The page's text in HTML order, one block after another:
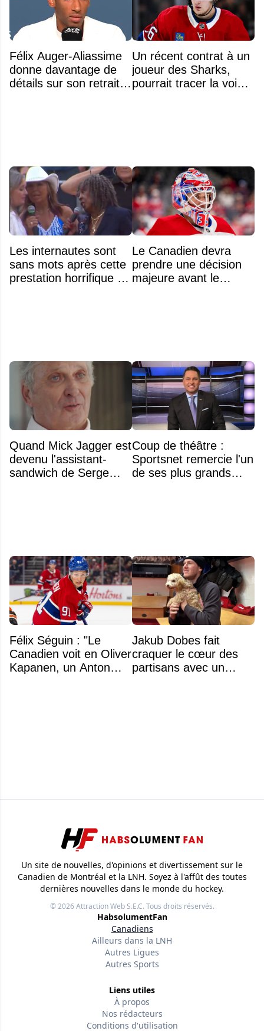
Félix Auger-Aliassime
donne davantage de
détails sur son retrait
Un récent contrat à un
joueur des Sharks,
pourrait tracer la voie à
Les internautes sont
sans mots après cette
prestation horrifique de
Le Canadien devra
prendre une décision
majeure avant le
Quand Mick Jagger est
devenu l'assistant-
sandwich de Serge
Coup de théâtre :
Sportsnet remercie l'un
de ses plus grands
Félix Séguin : "Le
Canadien voit en Oliver
Kapanen, un Anton
Jakub Dobes fait
craquer le cœur des
partisans avec un
Un site de nouvelles, d'opinions et divertissement sur le
Canadien de Montréal et la LNH. Soyez à l'affût des toutes
dernières nouvelles dans le monde du hockey.
© 2026Attraction Web S.E.C.Tous droits réservés.
HabsolumentFan
Canadiens
Ailleurs dans la LNH
Autres Ligues
Autres Sports
Liens utiles
À propos
Nos rédacteurs
Conditions d'utilisation